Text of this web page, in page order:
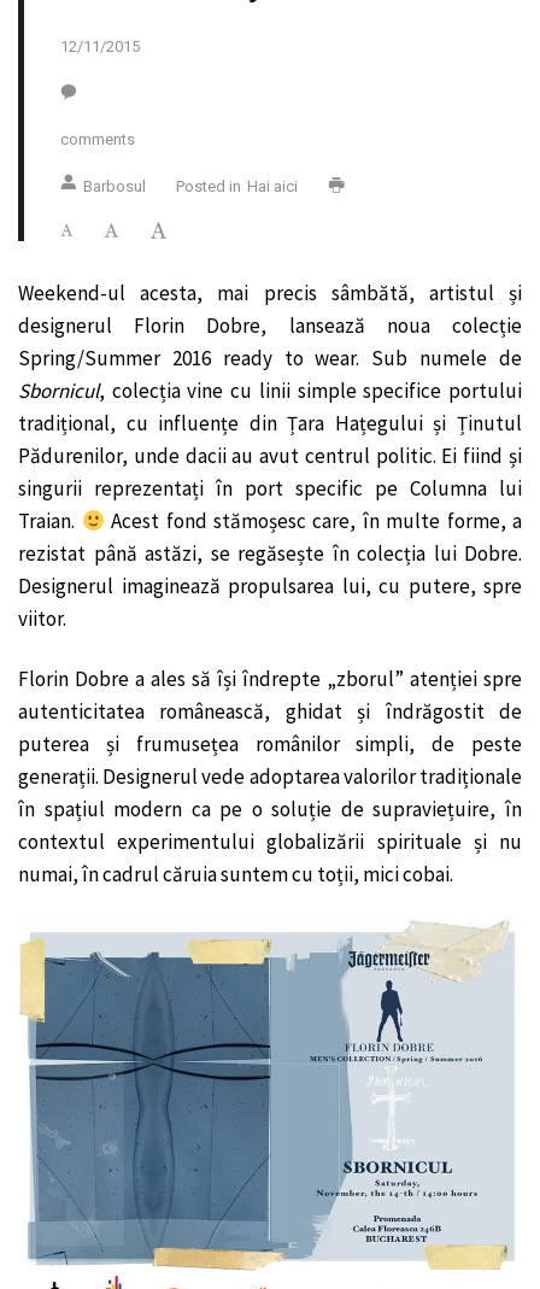
12/11/2015
comments
Barbosul Posted in Hai aici
Weekend-ul acesta, mai precis sâmbătă, artistul și
designerul Florin Dobre, lansează noua colecție
Spring/Summer 2016 ready to wear. Sub numele de
Sbornicul, colecția vine cu linii simple specifice portului
tradițional, cu influențe din Țara Hațegului și Ținutul
Pădurenilor, unde dacii au avut centrul politic. Ei fiind și
singurii reprezentați în port specific pe Columna lui
Traian.
Acest fond stămoșesc care, în multe forme, a
rezistat până astăzi, se regăsește în colecția lui Dobre.
Designerul imaginează propulsarea lui, cu putere, spre
viitor.
Florin Dobre a ales să își îndrepte „zborul” atenției spre
autenticitatea românească, ghidat și îndrăgostit de
puterea și frumusețea românilor simpli, de peste
generații. Designerul vede adoptarea valorilor tradiționale
în spațiul modern ca pe o soluție de supraviețuire, în
contextul experimentului globalizării spirituale și nu
numai, în cadrul căruia suntem cu toții, mici cobai.